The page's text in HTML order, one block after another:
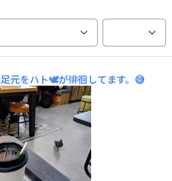
足元をハト🕊️が徘徊してます。😅